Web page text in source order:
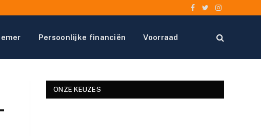
Facebook
TwitterInstagram
Persoonlijke financiën Voorraad
ONZE KEUZES